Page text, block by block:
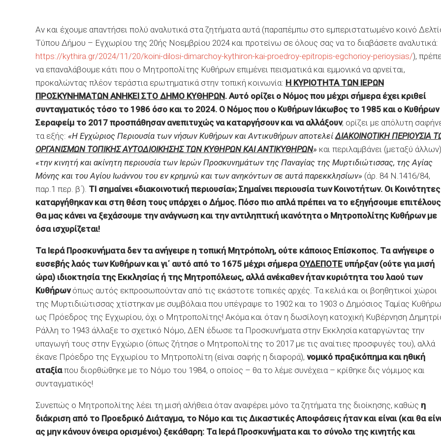
Αν και έχουμε απαντήσει πολύ αναλυτικά στα ζητήματα αυτά (παραπέμπω στο εμπεριστατωμένο κοινό
Τύπου Δήμου – Εγχωρίου της 20ής Νοεμβρίου 2024 και προτείνω σε όλους σας να το διαβάσετε αναλυτικά:
https://kythira.gr/2024/11/20/koini-dilosi-dimarchoy-kythiron-kai-proedroy-epitropis-egchorioy-perioysias/),
να επαναλάβουμε κάτι που ο Μητροπολίτης Κυθήρων επιμένει πεισματικά και εμμονικά να αρνείται,
προκαλώντας πλέον τεράστια ερωτηματικά στην τοπική κοινωνία: Η ΚΥΡΙΟΤΗΤΑ ΤΩΝ ΙΕΡΩΝ
ΠΡΟΣΚΥΝΗΜΑΤΩΝ ΑΝΗΚΕΙ ΣΤΟ ΔΗΜΟ ΚΥΘΗΡΩΝ. Αυτό ορίζει ο Νόμος που μέχρι σήμερα έχει κριθεί
συνταγματικός τόσο το 1986 όσο και το 2024. Ο Νόμος που ο Κυθήρων Ιάκωβος το 1985 και ο Κυθήρων
Σεραφείμ το 2017 προσπάθησαν ανεπιτυχώς να καταργήσουν και να αλλάξουν, ορίζει με απόλυτη
τα εξής: «Η Εγχώριος Περιουσία των νήσων Κυθήρων και Αντικυθήρων αποτελείΔΙΑΚΟΙΝΟΤΙΚΗ ΠΕΡΙΟΥΣΙΑ
ΟΡΓΑΝΙΣΜΩΝ ΤΟΠΙΚΗΣ ΑΥΤΟΔΙΟΙΚΗΣΗΣ ΤΩΝ ΚΥΘΗΡΩΝ ΚΑΙ ΑΝΤΙΚΥΘΗΡΩΝ» και περιλαμβάνει (μεταξύ άλλων)
«την κινητή και ακίνητη περιουσία των Ιερών Προσκυνημάτων της Παναγίας της Μυρτιδιώτισσας, της Αγίας
Μόνης και του Αγίου Ιωάννου του εν κρημνώ και των ανηκόντων σε αυτά παρεκκλησίων» (άρ. 84 Ν.1416/84,
παρ.1 περ. β΄). ΤΙ σημαίνει «διακοινοτική περιουσία»; Σημαίνει περιουσία των Κοινοτήτων. Οι Κοινότητες
καταργήθηκαν και στη θέση τους υπάρχει ο Δήμος. Πόσο πιο απλά πρέπει να το εξηγήσουμε
Θα μας κάνει να ξεχάσουμε την ανάγνωση και την αντιληπτική ικανότητα ο Μητροπολίτης Κυθήρων με
όσα ισχυρίζεται!
Τα Ιερά Προσκυνήματα δεν τα ανήγειρε η τοπική Μητρόπολη, ούτε κάποιος Επίσκοπος. Τα ανήγειρε ο
ευσεβής λαός των Κυθήρων και γι΄ αυτό από το 1675 μέχρι σήμερα ΟΥΔΕΠΟΤΕ υπήρξαν (ούτε για μισή
ώρα) ιδιοκτησία της Εκκλησίας ή της Μητροπόλεως, αλλά ανέκαθεν ήταν κυριότητα του λαού των
Κυθήρωνόπως αυτός εκπροσωπούνταν από τις εκάστοτε τοπικές αρχές. Τα κελιά και οι βοηθητικοί χώροι
της Μυρτιδιώτισσας χτίστηκαν με συμβόλαια που υπέγραψε το 1902 και το 1903 ο Δημόσιος Ταμίας
ως Πρόεδρος της Εγχωρίου, όχι ο Μητροπολίτης! Ακόμα και όταν η δωσίλογη κατοχική Κυβέρνηση
Ράλλη το 1943 άλλαξε το σχετικό Νόμο, ΔΕΝ έδωσε τα Προσκυνήματα στην Εκκλησία καταργώντας την
υπαγωγή τους στην Εγχώριο (όπως ζήτησε ο Μητροπολίτης το 2017 με τις αναίτιες προσφυγές του), αλλά
έκανε Πρόεδρο της Εγχωρίου το Μητροπολίτη (είναι σαφής η διαφορά), νομικό πραξικόπημα και ηθική
αταξίαπου διορθώθηκε με το Νόμο του 1984, ο οποίος – θα το λέμε συνέχεια – κρίθηκε δις νόμιμος και
συνταγματικός!
Συνεπώς ο Μητροπολίτης λέει τη μισή αλήθεια όταν αναφέρει μόνο τα ζητήματα της διοίκησης, καθώς η
διάκριση από το Προεδρικό Διάταγμα, το Νόμο και τις Δικαστικές Αποφάσεις ήταν και είναι (και θα
ας μην κάνουν όνειρα ορισμένοι) ξεκάθαρη: Τα Ιερά Προσκυνήματα και το σύνολο της κινητής και